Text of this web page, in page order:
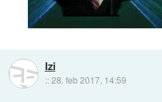
Izi
::28. feb 2017, 14:59